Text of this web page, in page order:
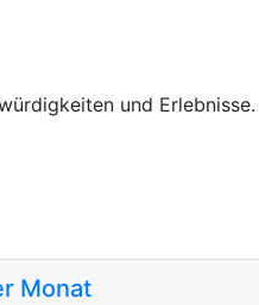
und Erlebnisse.
Monat